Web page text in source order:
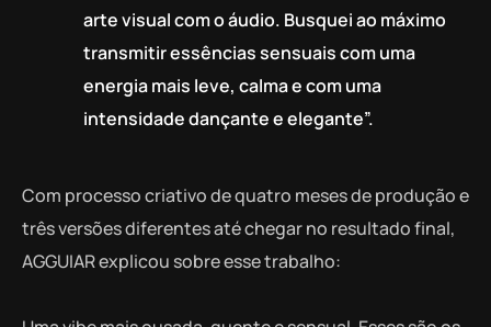
arte visual com o áudio. Busquei ao máximo
transmitir essências sensuais com uma
energia mais leve, calma e com uma
intensidade dançante e elegante”.
Com processo criativo de quatro meses de produção e
três versões diferentes até chegar no resultado final,
AGGUIAR explicou sobre esse trabalho: